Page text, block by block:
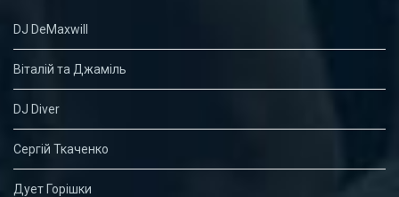
DJ DeMaxwill
Віталій та Джаміль
DJ Diver
Сергій Ткаченко
Дует Горішки